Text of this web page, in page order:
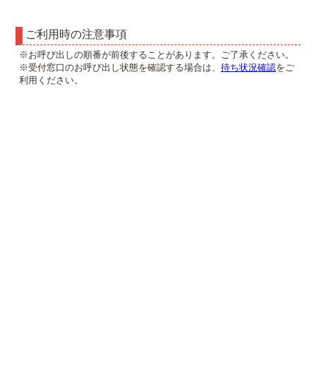
ご利用時の注意事項
※お呼び出しの順番が前後することがあります。ご了承ください。
※受付窓口のお呼び出し状態を確認する場合は、 待ち状況確認をご
利用ください。